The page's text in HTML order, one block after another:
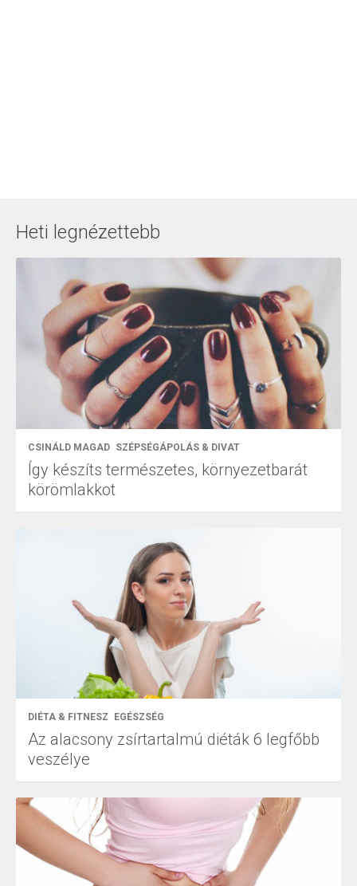
Heti legnézettebb
CSINÁLD MAGAD SZÉPSÉGÁPOLÁS & DIVAT
Így készíts természetes, környezetbarát
körömlakkot
DIÉTA & FITNESZ EGÉSZSÉG
Az alacsony zsírtartalmú diéták 6 legfőbb
veszélye